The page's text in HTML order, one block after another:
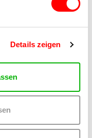
Details zeigen